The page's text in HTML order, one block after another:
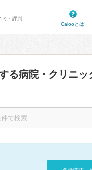
ミ・評判
Calooとは
る病院・クリニ